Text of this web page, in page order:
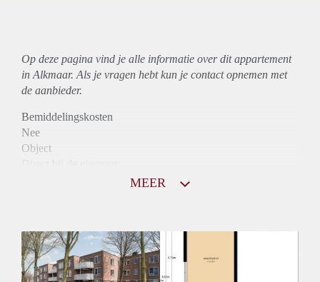
Op deze pagina vind je alle informatie over ditappartement
in Alkmaar. Als je vragen hebt kun je contact opnemen met
de aanbieder.
Bemiddelingskosten
Nee
Object
Huurtoeslag
Mogelijk
Inkomen eis
MEER